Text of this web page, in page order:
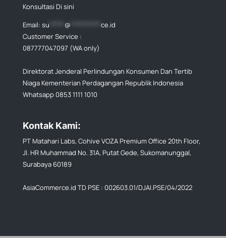
Konsultasi Di sini
Email: su @
ce.id
Customer Service :
087777047097 (WA only)
Direktorat Jenderal Perlindungan Konsumen Dan Tertib
Niaga Kementerian Perdagangan Republik Indonesia
Whatsapp 0853 1111 1010
Kontak Kami:
PT Matahari Labs, Cohive VOZA Premium Office 20th Floor,
Jl. HR Muhammad No. 31A, Putat Gede, Sukomanunggal,
Surabaya 60189
AsiaCommerce.id TD PSE : 002603.01/DJAI.PSE/04/2022